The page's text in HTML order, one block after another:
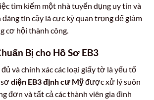
tìm kiếm một nhà tuyển dụng uy tín và
tin cậy là cực kỳ quan trọng để giảm
cơ hội thành công.
Bị cho Hồ Sơ EB3
và chính xác các loại giấy tờ là yếu tố
diện EB3 định cư Mỹđược xử lý suôn
đơn và tất cả các thành viên gia đình